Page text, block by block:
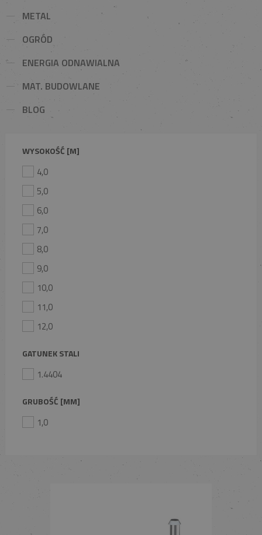
METAL
OGRÓD
ENERGIA ODNAWIALNA
MAT. BUDOWLANE
BLOG
WYSOKOŚĆ [M]
4,0
5,0
6,0
7,0
8,0
9,0
10,0
11,0
12,0
GATUNEK STALI
1.4404
GRUBOŚĆ [MM]
1,0